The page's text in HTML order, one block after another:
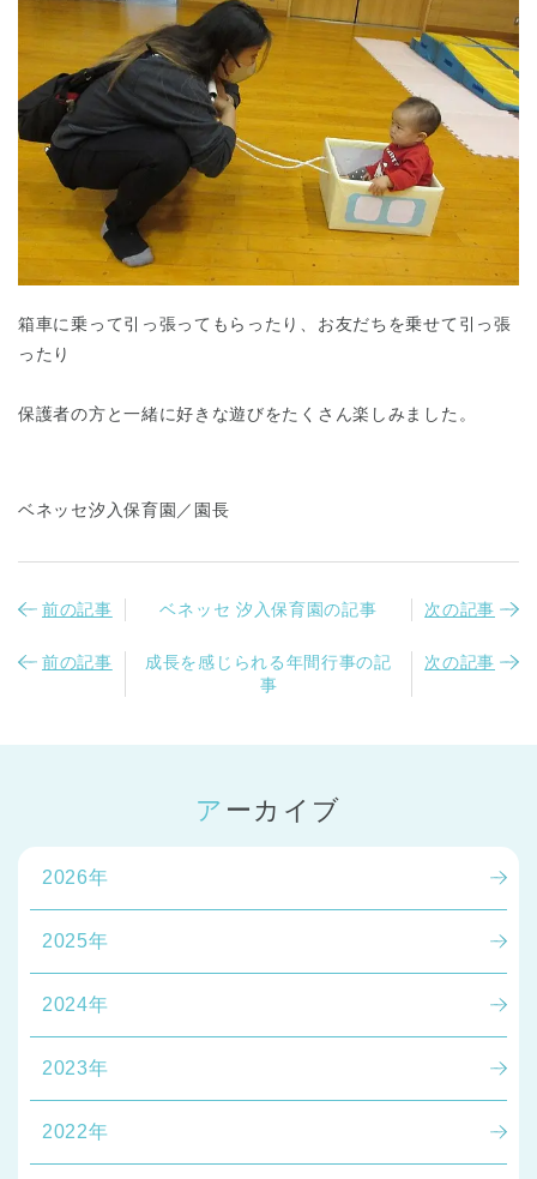
箱車に乗って引っ張ってもらったり、お友だちを乗せて引っ張
ったり
保護者の方と一緒に好きな遊びをたくさん楽しみました。
ベネッセ汐入保育園／園長
前の記事 ベネッセ 汐入保育園の記事 次の記事
前の記事
成長を感じられる年間行事の記
事
次の記事
アーカイブ
2026年
2025年
2024年
2023年
2022年